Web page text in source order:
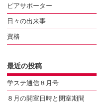
ピアサポーター
日々の出来事
資格
最近の投稿
学ステ通信８月号
８月の開室日時と閉室期間